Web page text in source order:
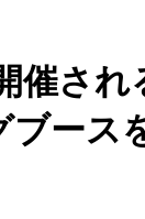
催され
ブース